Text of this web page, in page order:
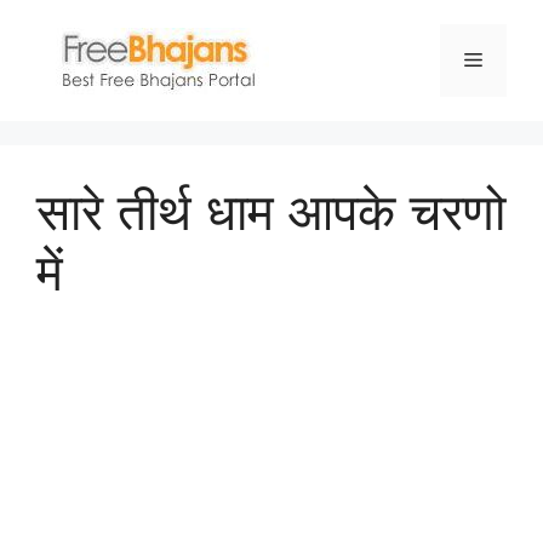
content
Menu
सारे तीर्थ धाम आपके चरणो
में